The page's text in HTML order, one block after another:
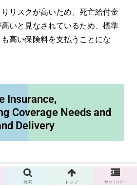
リスクが高いため、死亡給付金
いと見なされているため、標準
高い保険料を支払うことにな
Insurance,
Coverage Needs and
Delivery
of agency)、代理人(agents)と本
検索 トップ サイドバー